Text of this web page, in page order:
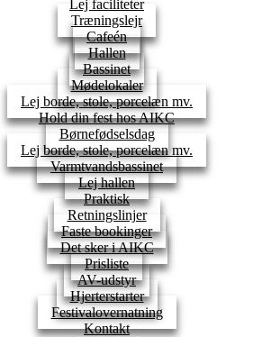
Lej faciliteter
Træningslejr
Cafeén
Hallen
Bassinet
Mødelokaler
Lej borde, stole, porcelæn mv.
Hold din fest hos AIKC
Børnefødselsdag
Lej borde, stole, porcelæn mv.
Varmtvandsbassinet
Lej hallen
Praktisk
Retningslinjer
Faste bookinger
Det sker i AIKC
Prisliste
AV-udstyr
Hjerterstarter
Festivalovernatning
Kontakt